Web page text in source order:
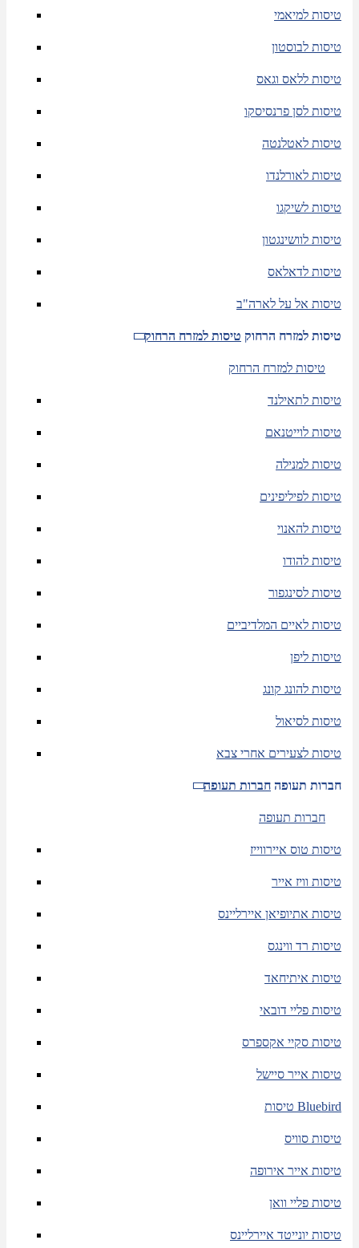
טיסות למיאמי
טיסות לבוסטון
טיסות ללאס וגאס
טיסות לסן פרנסיסקו
טיסות לאטלנטה
טיסות לאורלנדו
טיסות לשיקגו
טיסות לוושינגטון
טיסות לדאלאס
טיסות אל על לארה"ב
טיסות למזרח הרחוק טיסות למזרח הרחוק
טיסות למזרח הרחוק
טיסות לתאילנד
טיסות לוייטנאם
טיסות למנילה
טיסות לפיליפינים
טיסות להאנוי
טיסות להודו
טיסות לסינגפור
טיסות לאיים המלדיביים
טיסות ליפן
טיסות להונג קונג
טיסות לסיאול
טיסות לצעירים אחרי צבא
חברות תעופה חברות תעופה
חברות תעופה
טיסות טוס איירווייז
טיסות וויז אייר
טיסות אתיופיאן איירליינס
טיסות רד ווינגס
טיסות איתיחאד
טיסות פליי דובאי
טיסות סקיי אקספרס
טיסות אייר סיישל
טיסות Bluebird
טיסות סוויס
טיסות אייר אירופה
טיסות פליי וואן
טיסות יונייטד איירליינס